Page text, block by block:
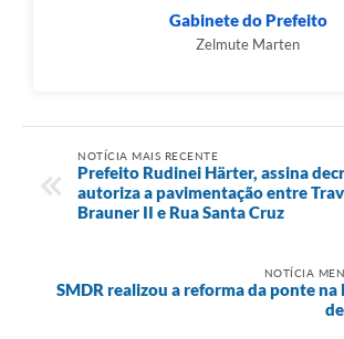
Gabinete do Prefeito
Zelmute Marten
NOTÍCIA MAIS RECENTE
Prefeito Rudinei Härter, assina
autoriza a pavimentação entre
Brauner II e Rua Santa Cruz
NOTÍCIA
SMDR realizou a reforma da ponte na